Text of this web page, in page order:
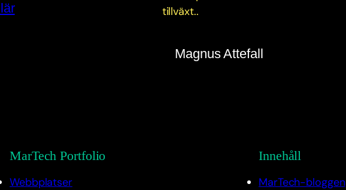
Magnus Attefall
MarTech Portfolio
Webbplatser
Innehåll
MarTech-bloggen